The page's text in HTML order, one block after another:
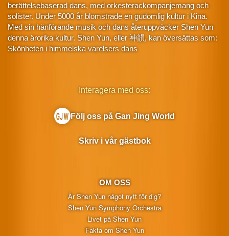
berättelsebaserad dans, med orkesterackompanjemang och
solister. Under 5000 år blomstrade en gudomlig kultur i Kina.
Med sin hänförande musik och dans återuppväcker Shen Yun
denna ärorika kultur. Shen Yun, eller 神韻, kan översättas som:
Skönheten i himmelska varelsers dans
OM OSS
Är Shen Yun något nytt för dig?
Shen Yun Symphony Orchestra
Livet på Shen Yun
Fakta om Shen Yun
Interagera med oss:
Följ oss på Gan Jing World
Skriv i vår gästbok